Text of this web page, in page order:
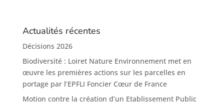
Actualités récentes
Décisions 2026
Biodiversité : Loiret Nature Environnement met en
œuvre les premières actions sur les parcelles en
portage par l’EPFLI Foncier Cœur de France
Motion contre la création d’un Etablissement Public